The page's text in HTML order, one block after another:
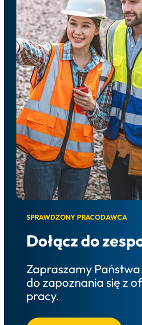
SPRAWDZONY PRACODAWCA
Dołącz do
Zapraszamy Państwa
do zapoznania się z
pracy.